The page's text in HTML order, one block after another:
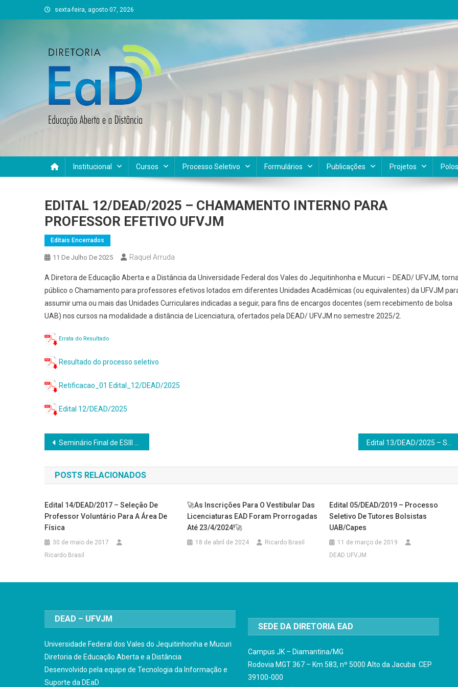
to
sexta-feira, agosto 07, 2026
DEAD UFVJM
Institucional Cursos Processo Seletivo Formulários Publicações Projetos Polos
EDITAL 12/DEAD/2025 – CHAMAMENTO INTERNO PARA
PROFESSOR EFETIVO UFVJM
Editais Encerrados
11 De Julho De 2025 Raquel Arruda
A Diretora de Educação Aberta e a Distância da Universidade Federal dos Vales do Jequitinhonha e Mucuri – DEAD/ UFVJM,
público o Chamamento para professores efetivos lotados em diferentes Unidades Acadêmicas (ou equivalentes) da UFVJM
assumir uma ou mais das Unidades Curriculares indicadas a seguir, para fins de encargos docentes (sem recebimento de bolsa
UAB) nos cursos na modalidade a distância de Licenciatura, ofertados pela DEAD/ UFVJM no semestre 2025/2.
Errata do Resultado
Resultado do processo seletivo
Retificacao_01 Edital_12/DEAD/2025
Edital 12/DEAD/2025
Navegação
de
Post
Seminário Final de ESIII – 2025/1 – Socialização de Experiências Vivenciadas no ESIII: Reflexão sobre ações realizadas Edital 13/DEAD/2025 – Seleção de Professor para a Especialização EAD em Ensino de Geografia
POSTS RELACIONADOS
Edital 14/DEAD/2017 – Seleção De
Professor Voluntário Para A Área De
Física
30 de maio de 2017
Ricardo Brasil
🚀As Inscrições Para O Vestibular Das
Licenciaturas EAD Foram Prorrogadas
Até 23/4/2024!🚀
18 de abril de 2024 Ricardo Brasil
Edital 05/DEAD/2019 – Processo
Seletivo De Tutores Bolsistas
UAB/Capes
11 de março de 2019
DEAD UFVJM
DEAD – UFVJM
Universidade Federal dos Vales do Jequitinhonha e Mucuri
Diretoria de Educação Aberta e a Distância
Desenvolvido pela equipe de Tecnologia da Informação e
Suporte da DEaD
SEDE DA DIRETORIA EAD
Campus JK – Diamantina/MG
Rodovia MGT 367 – Km 583, nº 5000 Alto da Jacuba CEP
39100-000